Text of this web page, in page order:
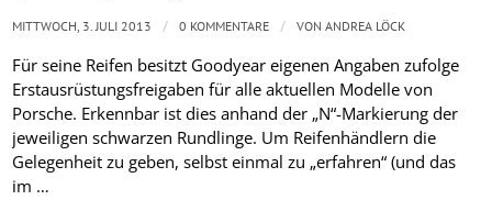
Für seine Reifen besitzt Goodyear eigenen Angaben zufolge
Erstausrüstungsfreigaben für alle aktuellen Modelle von
Porsche. Erkennbar ist dies anhand der „N“-Markierung der
jeweiligen schwarzen Rundlinge. Um Reifenhändlern die
Gelegenheit zu geben, selbst einmal zu „erfahren“ (und das
im …
MITTWOCH, 3. JULI 2013 / 0 KOMMENTARE / VONANDREA LÖCK